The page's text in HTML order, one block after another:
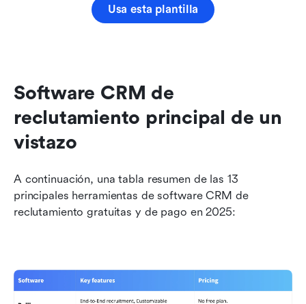
Usa esta plantilla
Software CRM de
reclutamiento principal de un
vistazo
A continuación, una tabla resumen de las 13
principales herramientas de software CRM de
reclutamiento gratuitas y de pago en 2025: